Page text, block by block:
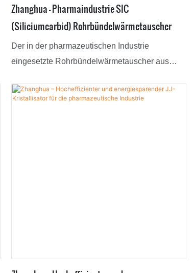
Zhanghua – Pharmaindustrie SIC
(Siliciumcarbid) Rohrbündelwärmetauscher
Der in der pharmazeutischen Industrie
eingesetzte Rohrbündelwärmetauscher aus
Wettbewerbsfähigkeit weithin anerkannt, da er